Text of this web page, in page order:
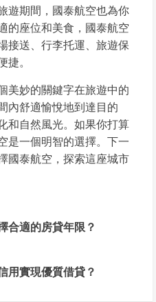
遊期間，國泰航空也為你
的座位和美食，國泰航空
接送、行李托運、旅遊保
捷。
美妙的關鍵字在旅遊中的
內舒適愉悅地到達目的
和自然風光。如果你打算
是一個明智的選擇。下一
國泰航空，探索這座城市
合適的房貸年限？
用實現優質借貸？